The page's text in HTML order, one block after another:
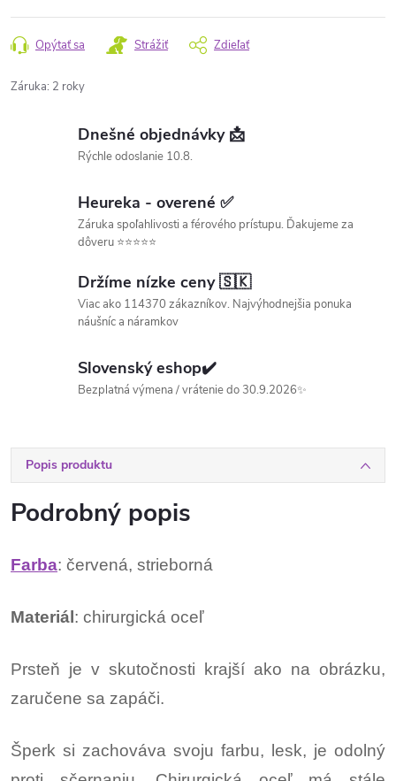
Opýtať sa Strážiť Zdieľať
Záruka: 2 roky
Dnešné objednávky 📩
Rýchle odoslanie 10.8.
Heureka - overené ✅
Záruka spoľahlivosti a férového prístupu. Ďakujeme za
dôveru ⭐⭐⭐⭐⭐
Držíme nízke ceny 🇸🇰
Viac ako 114370 zákazníkov. Najvýhodnejšia ponuka
náušníc a náramkov
Slovenský eshop✔️
Bezplatná výmena / vrátenie do 30.9.2026✨
Popis produktu
Podrobný popis
Farba: červená, strieborná
Materiál: chirurgická oceľ
Prsteň je v skutočnosti krajší ako na obrázku,
zaručene sa zapáči.
Šperk si zachováva svoju farbu, lesk, je odolný